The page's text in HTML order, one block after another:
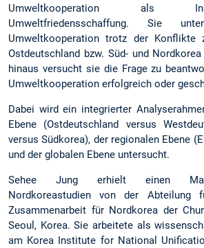
Umweltkooperation als
Umweltfriedensschaffung. Sie
Umweltkooperation trotz der Konflikte
Ostdeutschland bzw. Süd- und
hinaus versucht sie die Frage zu
Umweltkooperation erfolgreich oder
Dabei wird ein integrierter
Ebene (Ostdeutschland versus
versus Südkorea), der regionalen Ebene
und der globalen Ebene untersucht.
Sehee Jung erhielt einen
Nordkoreastudien von der Abteilung
Zusammenarbeit für Nordkorea der
Seoul, Korea. Sie arbeitete als
am Korea Institute for National